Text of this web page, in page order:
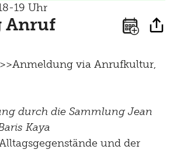
19 Uhr
Anruf
>>Anmeldung via Anrufkultur,
durch die Sammlung Jean
Kaya
und der